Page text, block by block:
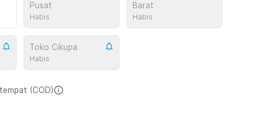
Pusat
Habis
Barat
Habis
Toko Cikupa
Habis
(COD)